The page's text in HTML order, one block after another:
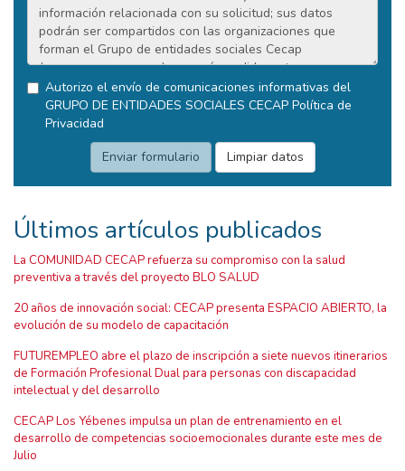
Autorizo el envío de comunicaciones informativas del
GRUPO DE ENTIDADES SOCIALES CECAP Política de
Privacidad
Últimos artículos publicados
La COMUNIDAD CECAP refuerza su compromiso con la salud
preventiva a través del proyecto BLO SALUD
20 años de innovación social: CECAP presenta ESPACIO ABIERTO, la
evolución de su modelo de capacitación
FUTUREMPLEO abre el plazo de inscripción a siete nuevos itinerarios
de Formación Profesional Dual para personas con discapacidad
intelectual y del desarrollo
CECAP Los Yébenes impulsa un plan de entrenamiento en el
desarrollo de competencias socioemocionales durante este mes de
Julio